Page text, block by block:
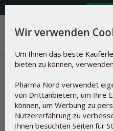
Menü
Gesundheitsnachrichten |
Immunsystem
Artikel über
Wir verwenden
Um Ihnen das beste
bieten zu können,
Pharma Nord verwendet
von Drittanbietern, um Ihre
können, um Werbung zu
Nutzererfahrung zu
Ihnen besuchten Seiten für